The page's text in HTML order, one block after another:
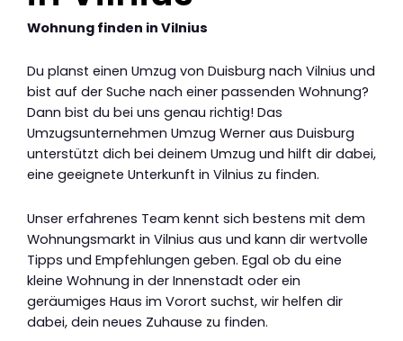
Wohnung finden in Vilnius
Du planst einen Umzug von Duisburg nach Vilnius und
bist auf der Suche nach einer passenden Wohnung?
Dann bist du bei uns genau richtig! Das
Umzugsunternehmen Umzug Werner aus Duisburg
unterstützt dich bei deinem Umzug und hilft dir dabei,
eine geeignete Unterkunft in Vilnius zu finden.
Unser erfahrenes Team kennt sich bestens mit dem
Wohnungsmarkt in Vilnius aus und kann dir wertvolle
Tipps und Empfehlungen geben. Egal ob du eine
kleine Wohnung in der Innenstadt oder ein
geräumiges Haus im Vorort suchst, wir helfen dir
dabei, dein neues Zuhause zu finden.